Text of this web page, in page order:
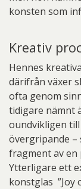
konsten som
Kreativ
Hennes
därifrån växer
ofta genom
tidigare nämnt
oundvikligen
övergripande –
fragment av en
Ytterligare ett
konstglas ”Joy